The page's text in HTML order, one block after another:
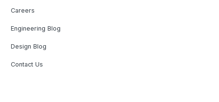
Careers
Engineering Blog
Design Blog
Contact Us